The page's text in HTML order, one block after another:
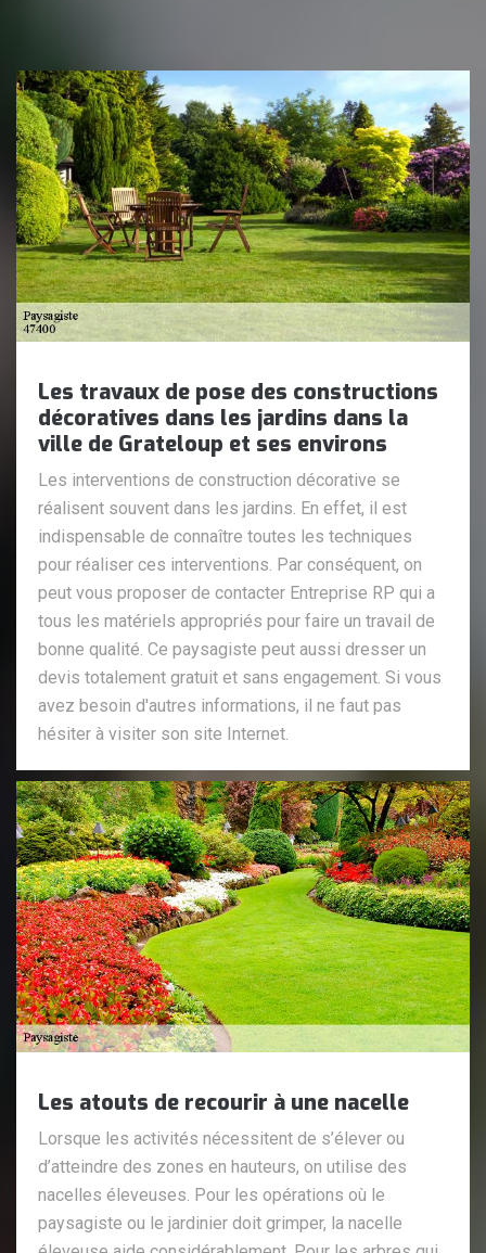
Les travaux de pose des constructions
décoratives dans les jardins dans la
ville de Grateloup et ses environs
Les interventions de construction décorative se
réalisent souvent dans les jardins. En effet, il est
indispensable de connaître toutes les techniques
pour réaliser ces interventions. Par conséquent, on
peut vous proposer de contacter Entreprise RP qui a
tous les matériels appropriés pour faire un travail de
bonne qualité. Ce paysagiste peut aussi dresser un
devis totalement gratuit et sans engagement. Si vous
avez besoin d'autres informations, il ne faut pas
hésiter à visiter son site Internet.
Les atouts de recourir à une nacelle
Lorsque les activités nécessitent de s’élever ou
d’atteindre des zones en hauteurs, on utilise des
nacelles éleveuses. Pour les opérations où le
paysagiste ou le jardinier doit grimper, la nacelle